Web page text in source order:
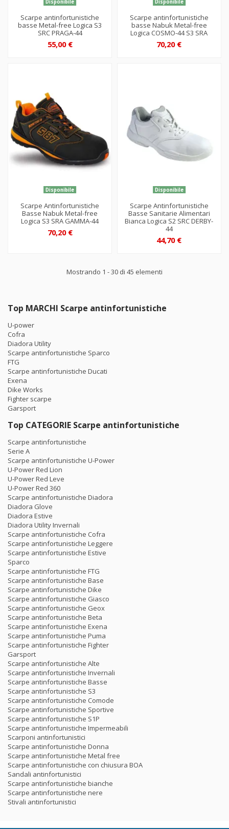
Disponibile
Scarpe antinfortunistiche
basse Metal-free Logica S3
SRC PRAGA-44
55,00 €
Disponibile
Scarpe antinfortunistiche
basse Nabuk Metal-free
Logica COSMO-44 S3 SRA
70,20 €
Disponibile
Scarpe Antinfortunistiche
Basse Nabuk Metal-free
Logica S3 SRA GAMMA-44
70,20 €
Disponibile
Scarpe Antinfortunistiche
Basse Sanitarie Alimentari
Bianca Logica S2 SRC DERBY-
44
44,70 €
Mostrando 1 - 30 di 45 elementi
Top MARCHI Scarpe antinfortunistiche
U-power
Cofra
Diadora Utility
Scarpe antinfortunistiche Sparco
FTG
Scarpe antinfortunistiche Ducati
Exena
Dike Works
Fighter scarpe
Garsport
Top CATEGORIE Scarpe antinfortunistiche
Scarpe antinfortunistiche
Serie A
Scarpe antinfortunistiche U-Power
U-Power Red Lion
U-Power Red Leve
U-Power Red 360
Scarpe antinfortunistiche Diadora
Diadora Glove
Diadora Estive
Diadora Utility Invernali
Scarpe antinfortunistiche Cofra
Scarpe antinfortunistiche Leggere
Scarpe antinfortunistiche Estive
Sparco
Scarpe antinfortunistiche FTG
Scarpe antinfortunistiche Base
Scarpe antinfortunistiche Dike
Scarpe antinfortunistiche Giasco
Scarpe antinfortunistiche Geox
Scarpe antinfortunistiche Beta
Scarpe antinfortunistiche Exena
Scarpe antinfortunistiche Puma
Scarpe antinfortunistiche Fighter
Garsport
Scarpe antinfortunistiche Alte
Scarpe antinfortunistiche Invernali
Scarpe antinfortunistiche Basse
Scarpe antinfortunistiche S3
Scarpe antinfortunistiche Comode
Scarpe antinfortunistiche Sportive
Scarpe antinfortunistiche S1P
Scarpe antinfortunistiche Impermeabili
Scarponi antinfortunistici
Scarpe antinfortunistiche Donna
Scarpe antinfortunistiche Metal free
Scarpe antinfortunistiche con chiusura BOA
Sandali antinfortunistici
Scarpe antinfortunistiche bianche
Scarpe antinfortunistiche nere
Stivali antinfortunistici